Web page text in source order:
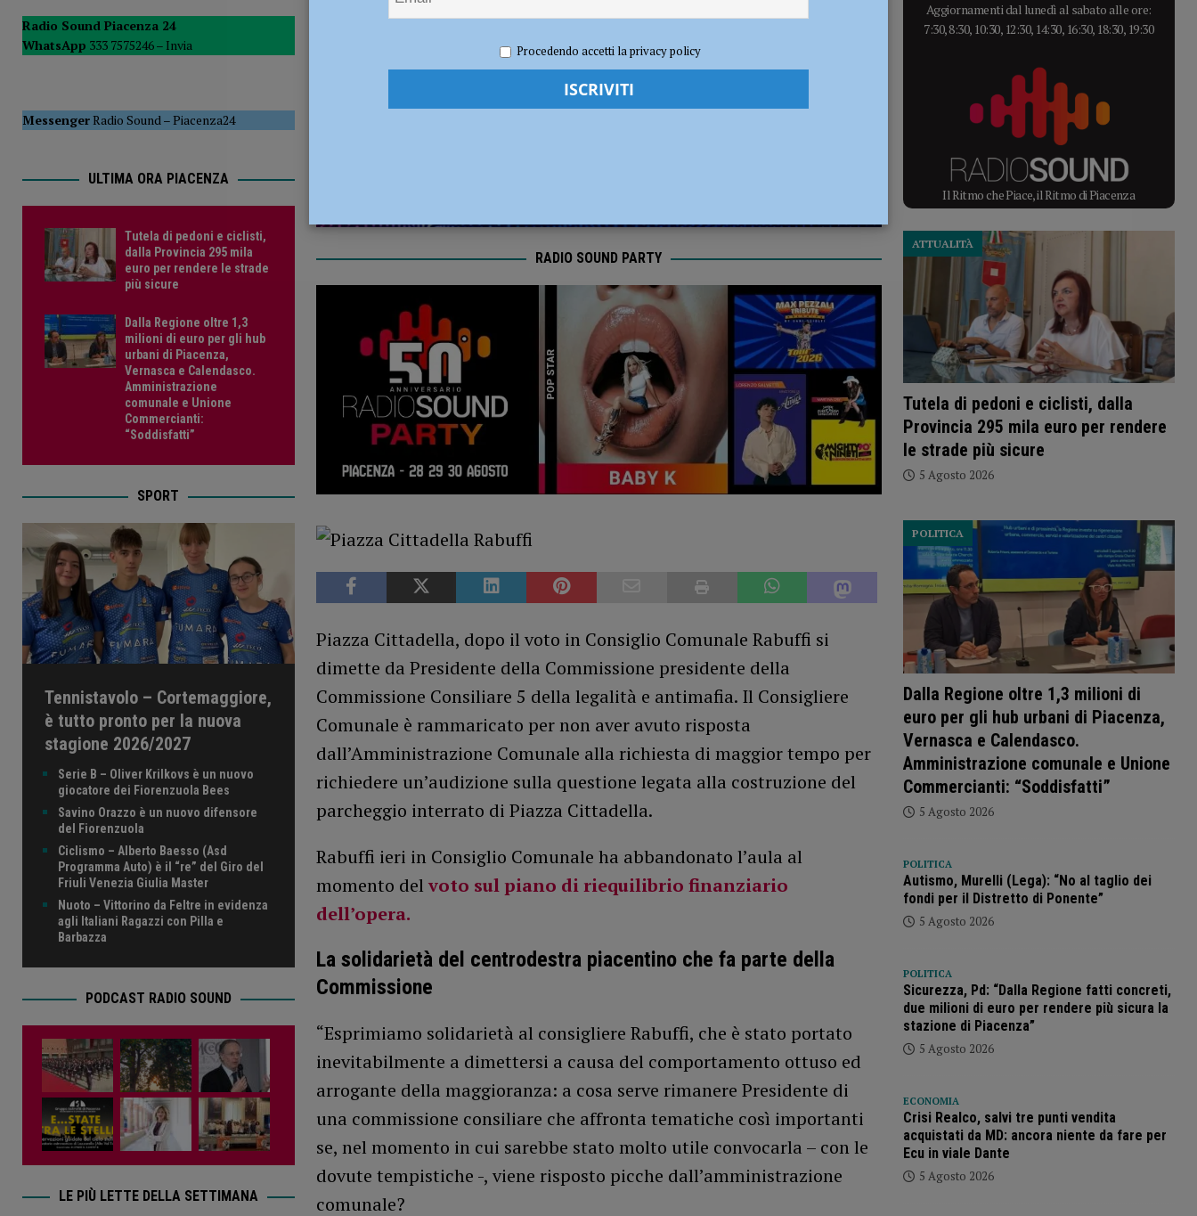
POLITICA
[ 5 Agosto 2026 ] Caldo estremo e asili nido, Tagliaferri (FdI): “Verificare subito la situazione nella provincia di Piacenza”
Redazione MC Politica
RADIO SOUND PARTY
Piazza Cittadella, dopo il voto in Consiglio Comunale Rabuffi si
dimette da Presidente della Commissione presidente della
Commissione Consiliare 5 della legalità e antimafia. Il Consigliere
Comunale è rammaricato per non aver avuto risposta
dall’Amministrazione Comunale alla richiesta di maggior tempo per
richiedere un’audizione sulla questione legata alla costruzione del
parcheggio interrato di Piazza Cittadella.
Rabuffi ieri in Consiglio Comunale ha abbandonato l’aula al
momento del voto sul piano di riequilibrio finanziario
dell’opera.
La solidarietà del centrodestra piacentino che fa parte della
Commissione
“Esprimiamo solidarietà al consigliere Rabuffi, che è stato portato
inevitabilmente a dimettersi a causa del comportamento ottuso ed
arrogante della maggioranza: a cosa serve rimanere Presidente di
una commissione consiliare che affronta tematiche così importanti
se, nel momento in cui sarebbe stato molto utile convocarla – con le
dovute tempistiche -, viene risposto picche dall’amministrazione
comunale?
Radio Sound Piacenza 24
WhatsApp 333 7575246 – Invia
MessengerRadio Sound–Piacenza24
ULTIMA ORA PIACENZA
Tutela di pedoni e ciclisti,
dalla Provincia 295 mila
euro per rendere le strade
più sicure
Dalla Regione oltre 1,3
milioni di euro per gli hub
urbani di Piacenza,
Vernasca e Calendasco.
Amministrazione
comunale e Unione
Commercianti:
“Soddisfatti”
SPORT
Tennistavolo – Cortemaggiore,
è tutto pronto per la nuova
stagione 2026/2027
Serie B – Oliver Krilkovs è un nuovo
giocatore dei Fiorenzuola Bees
Savino Orazzo è un nuovo difensore
del Fiorenzuola
Ciclismo – Alberto Baesso (Asd
Programma Auto) è il “re” del Giro del
Friuli Venezia Giulia Master
Nuoto – Vittorino da Feltre in evidenza
agli Italiani Ragazzi con Pilla e
Barbazza
PODCAST RADIO SOUND
LE PIÙ LETTE DELLA SETTIMANA
Aggiornamenti dal lunedì al sabato alle ore:
7:30, 8:30, 10:30, 12:30, 14:30, 16:30, 18:30, 19:30
Il Ritmo che Piace, il Ritmo di Piacenza
Tutela di pedoni e ciclisti, dalla
Provincia 295 mila euro per rendere
le strade più sicure
ATTUALITÀ
5 Agosto 2026
Dalla Regione oltre 1,3 milioni di
euro per gli hub urbani di Piacenza,
Vernasca e Calendasco.
Amministrazione comunale e Unione
Commercianti: “Soddisfatti”
POLITICA
5 Agosto 2026
POLITICA
Autismo, Murelli (Lega): “No al taglio dei
fondi per il Distretto di Ponente”
5 Agosto 2026
POLITICA
Sicurezza, Pd: “Dalla Regione fatti concreti,
due milioni di euro per rendere più sicura la
stazione di Piacenza”
5 Agosto 2026
ECONOMIA
Crisi Realco, salvi tre punti vendita
acquistati da MD: ancora niente da fare per
Ecu in viale Dante
5 Agosto 2026
Procedendo accetti la privacy policy